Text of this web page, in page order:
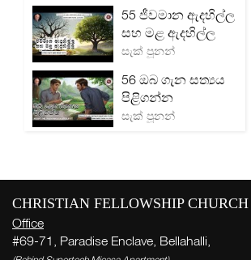
55 ජීවමාන ඇදහිල්ල
සහ මළ ඇදහිල්ල
සැක් පූනන්
56 ඔබ ගැන සත්‍යය
පිළිගන්න
සැක් පූනන්
CHRISTIAN FELLOWSHIP CHURCH
Office
#69-71, Paradise Enclave, Bellahalli,